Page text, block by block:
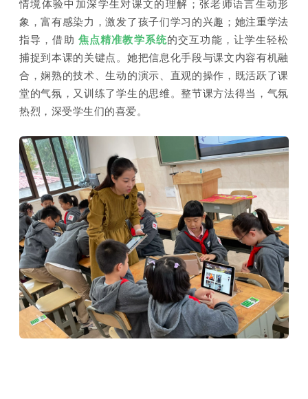
情境体验中加深学生对课文的理解；张老师语言生动形
象，富有感染力，激发了孩子们学习的兴趣；她注重学法
指导，借助 焦点精准教学系统的交互功能，让学生轻松
捕捉到本课的关键点。她把信息化手段与课文内容有机融
合，娴熟的技术、生动的演示、直观的操作，既活跃了课
堂的气氛，又训练了学生的思维。整节课方法得当，气氛
热烈，深受学生们的喜爱。